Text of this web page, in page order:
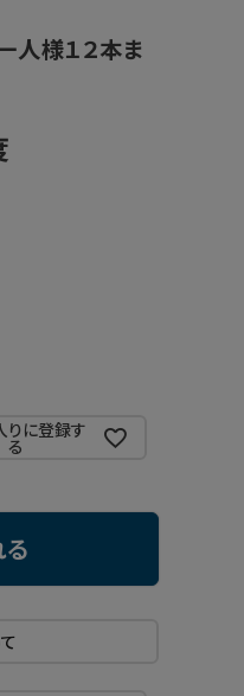
人様１２本ま
りに登録す
る